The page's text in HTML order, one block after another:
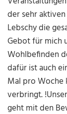
der sehr
Lebschy die
Gebot für mich
Wohlbefinden
dafür ist auch
Mal pro
verbringt.
geht mit den